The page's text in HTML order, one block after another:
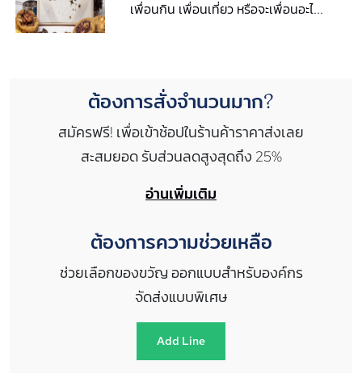
เพื่อนกิน เพื่อนเที่ยว หรือจะเพื่อนอะไ...
ต้องการสั่งจำนวนมาก?
สมัครฟรี! เพื่อเข้าช้อปในร้านค้าราคาส่งเลย
สะสมยอด รับส่วนลดสูงสุดถึง 25%
อ่านเพิ่มเติม
ต้องการความช่วยเหลือ
ช่วยเลือกของขวัญ ออกแบบสำหรับองค์กร
จัดส่งแบบพิเศษ
Add Line